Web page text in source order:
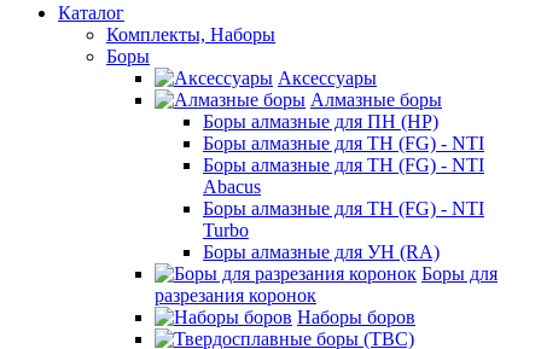
Каталог
Комплекты, Наборы
Боры
Аксессуары
Алмазные боры
Боры алмазные для ПН (HP)
Боры алмазные для ТН (FG) - NTI
Боры алмазные для ТН (FG) - NTI
Abacus
Боры алмазные для ТН (FG) - NTI
Turbo
Боры алмазные для УН (RA)
Боры для
разрезания коронок
Наборы боров